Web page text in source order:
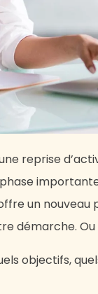
reprise
un
démarche.
objectifs,